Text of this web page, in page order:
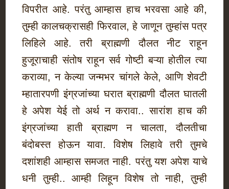
विपरीत आहे. परंतु आम्हास हाच भरवसा आहे की,
तुम्ही कालचक्रासही फिरवाल, हे जाणून तुम्हांस पत्र
लिहिले आहे. तरी ब्राह्मणी दौलत नीट राहून
हुजूराचाही संतोष राहून सर्व गोष्टी बऱ्या होतील त्या
कराव्या, न केल्या जन्मभर चांगले केले, आणि शेवटी
म्हातारपणी इंग्रजांच्या घरात ब्राह्मणी दौलत घातली
हे अपेश येई तो अर्थ न करावा.. सारांश हाच की
इंग्रजांच्या हाती ब्राह्मण न चालता, दौलतीचा
बंदोबस्त होऊन यावा. विशेष लिहावे तरी तुमचे
दशांशही आम्हास समजत नाही. परंतु यश अपेश याचे
धनी तुम्ही.. आम्ही लिहून विशेष तो नाही, तुम्ही